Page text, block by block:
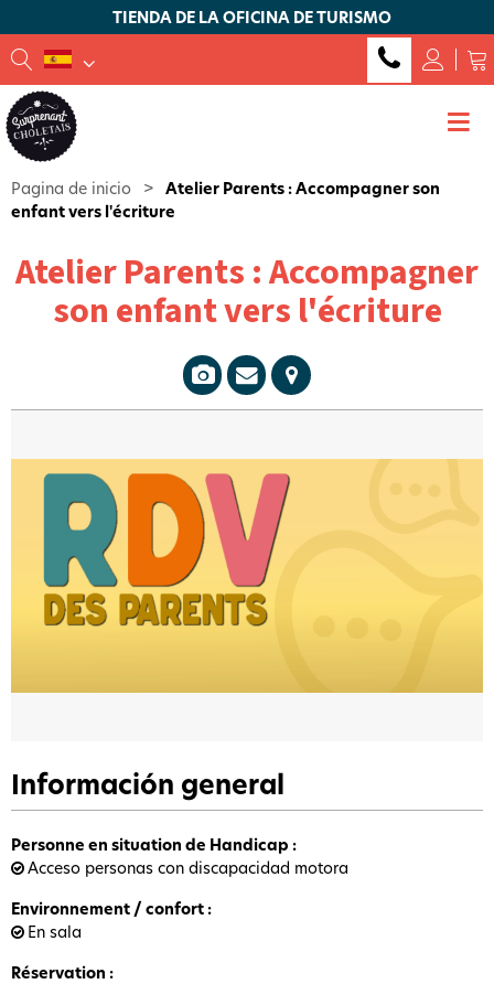
TIENDA DE LA OFICINA DE TURISMO
Pagina de inicio > Atelier Parents : Accompagner son
enfant vers l'écriture
Atelier Parents : Accompagner
son enfant vers l'écriture
Información general
Personne en situation de Handicap :
Acceso personas con discapacidad motora
Environnement / confort :
En sala
Réservation :